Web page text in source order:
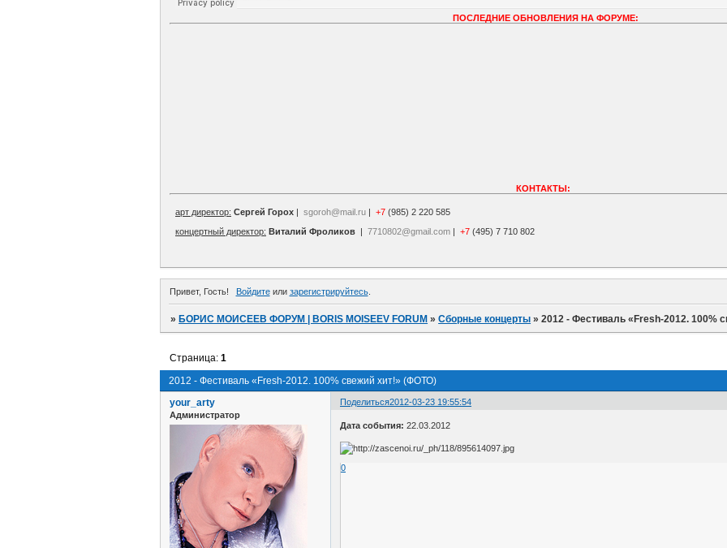
ПОСЛЕДНИЕ ОБНОВЛЕНИЯ НА ФОРУМЕ:
КОНТАКТЫ:
арт директор: Сергей Горох | sgoroh@mail.ru | +7 (985) 2 220 585
концертный директор: Виталий Фроликов | 7710802@gmail.com | +7 (495) 7 710 802
Привет, Гость! Войдитеили зарегистрируйтесь.
»БОРИС МОИСЕЕВ ФОРУМ | BORIS MOISEEV FORUM »Сборные концерты »2012 - Фестиваль «Fresh-2012. 100%
2012 - Фестиваль «Fresh-2012. 100% свежий хит!» (ФОТО)
Страница:1
Поделиться2012-03-23 19:55:54
your_arty
Администратор
Дата события: 22.03.2012
0